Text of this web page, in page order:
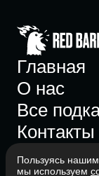
Главная
О нас
Все
Контакты
Пользуясь
мы используем